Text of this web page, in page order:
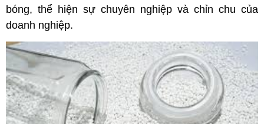
bóng, thể hiện sự chuyên nghiệp và chỉn chu của
doanh nghiệp.